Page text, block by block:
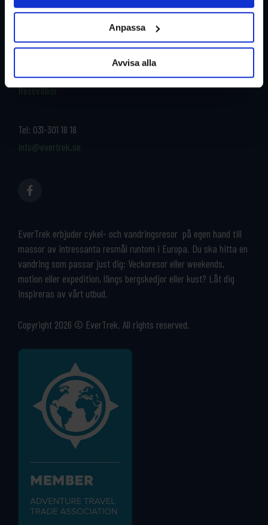
Anpassa
Avvisa alla
Tel: 031-301 18 18
info@evertrek.se
EverTrek erbjuder cykel- och vandringsresor på egen hand till
massor av intressanta resmål runtom i Europa. Du ska hitta en
vandring som passar just dig: Veckoresor eller weekends,
motion eller expedition, längs bergskedjor eller kust? Låt dig
inspireras av vårt utbud.
Copyright 2026 © EverTrek. All rights reserved.
Restyper
Om oss
Resevillkor
Boka och res tryggt med
EverTrek
Grupp & Konferens
Kontakta oss